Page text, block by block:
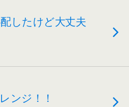
したけど大丈夫
ンジ！！